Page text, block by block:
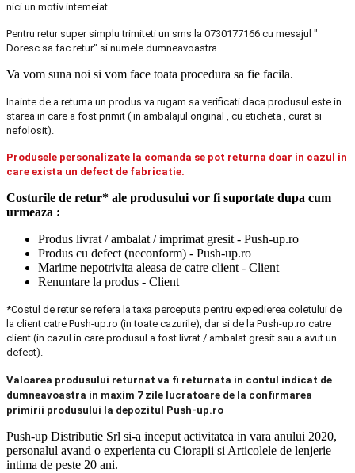
nici un motiv intemeiat.
Pentru retur super simplu trimiteti un sms la 0730177166 cu mesajul "
Doresc sa fac retur" si numele dumneavoastra.
Va vom suna noi si vom face toata procedura sa fie facila.
Inainte de a returna un produs va rugam sa verificati daca produsul este in
starea in care a fost primit ( in ambalajul original , cu eticheta , curat si
nefolosit).
Produsele personalizate la comanda se pot returna doar in cazul in
care exista un defect de fabricatie.
Costurile de retur* ale produsului vor fi suportate dupa cum
urmeaza :
Produs livrat / ambalat / imprimat gresit - Push-up.ro
Produs cu defect (neconform) - Push-up.ro
Marime nepotrivita aleasa de catre client - Client
Renuntare la produs - Client
*Costul de retur se refera la taxa perceputa pentru expedierea coletului de
la client catre Push-up.ro (in toate cazurile), dar si de la Push-up.ro catre
client (in cazul in care produsul a fost livrat / ambalat gresit sau a avut un
defect).
Valoarea produsului returnat va fi returnata in contul indicat de
dumneavoastra in maxim 7 zile lucratoare de la confirmarea
primirii produsului la depozitul Push-up.ro
Push-up Distributie Srl si-a inceput activitatea in vara anului 2020,
personalul avand o experienta cu Ciorapii si Articolele de lenjerie
intima de peste 20 ani.